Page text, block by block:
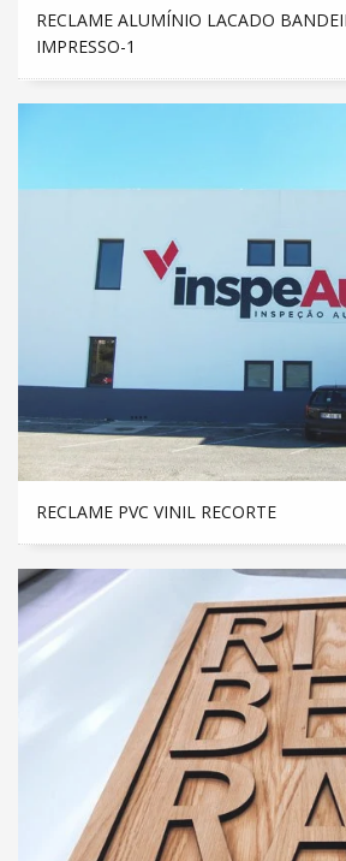
RECLAME ALUMÍNIO LACADO
IMPRESSO-1
RECLAME PVC VINIL RECORTE